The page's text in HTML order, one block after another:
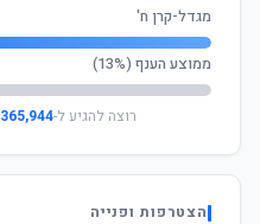
מגדל-קרן ח'
ממוצע הענף (13%)
רוצה להגיע ל-365,944 ₪
הצטרפות ופנייה